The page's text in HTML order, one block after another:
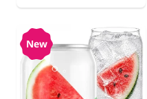
New